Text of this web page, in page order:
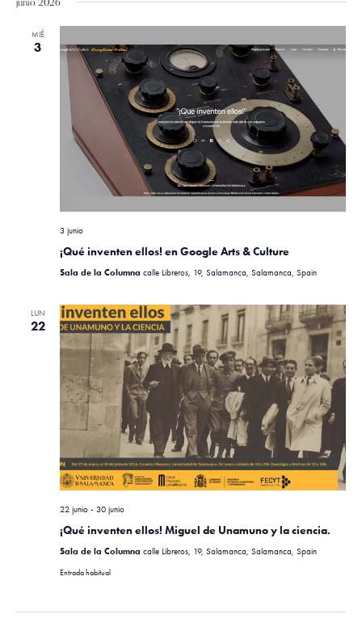
MIÉ
3
3 junio
¡Qué inventen ellos! en Google Arts & Culture
Sala de la Columna calle Libreros, 19, Salamanca, Salamanca, Spain
LUN
22
22 junio - 30 junio
¡Qué inventen ellos! Miguel de Unamuno y la ciencia.
Sala de la Columna calle Libreros, 19, Salamanca, Salamanca, Spain
Entrada habitual